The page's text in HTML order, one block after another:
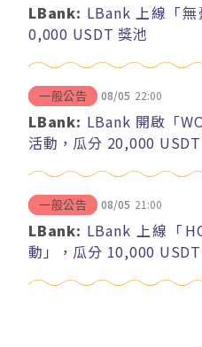
LBank: LBank 上線「
0,000 USDT 獎池
一般公告 08/05 22:00
LBank: LBank 開啟「
活動，瓜分 20,000
一般公告 08/05 21:00
LBank: LBank 上線「
動」，瓜分 10,000